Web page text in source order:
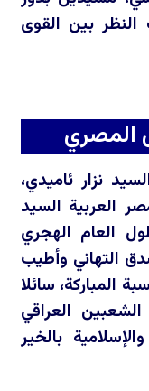
بين القوى
المصري
نزار ئاميدي،
العربية السيد
العام الهجري
أصدق التهاني وأطيب
المباركة، سائلا
العراقي
بالخير